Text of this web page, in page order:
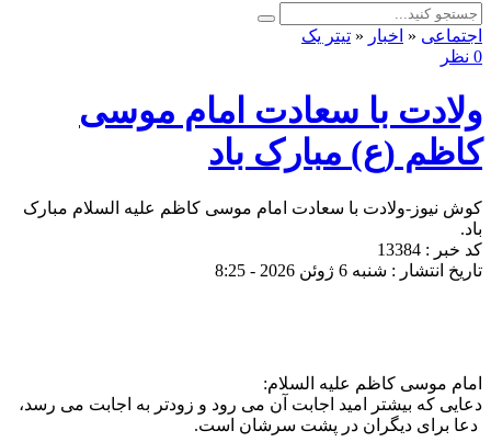
اجتماعی « اخبار « تیتر یک
0 نظر
ولادت با سعادت امام موسی
کاظم (ع) مبارک باد
کوش نیوز-ولادت با سعادت امام موسی کاظم علیه السلام مبارک
باد.
کد خبر : 13384
تاریخ انتشار : شنبه 6 ژوئن 2026 - 8:25
امام موسی کاظم علیه السلام:
دعایی که بیشتر امید اجابت آن می رود و زودتر به اجابت می رسد،
دعا برای دیگران در پشت سرشان است.